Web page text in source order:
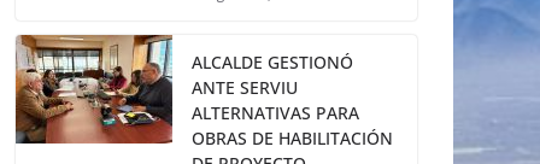
ALCALDE GESTIONÓ
ANTE SERVIU
ALTERNATIVAS PARA
OBRAS DE HABILITACIÓN